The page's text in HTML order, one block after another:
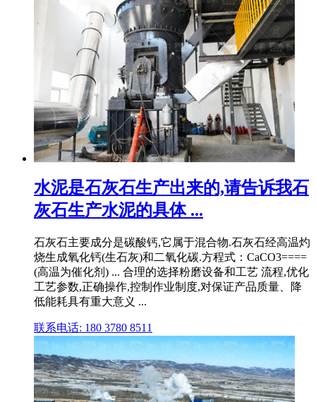
水泥是石灰石生产出来的,请告诉我石
灰石生产水泥的具体 ...
石灰石主要成分是碳酸钙,它属于混合物.石灰石经高温灼
烧生成氧化钙(生石灰)和二氧化碳.方程式：CaCO3====
(高温为催化剂) ... 合理的选择粉磨设备和工艺 流程,优化
工艺参数,正确操作,控制作业制度,对保证产品质量、降
低能耗具有重大意义 ...
联系电话: 180 3780 8511